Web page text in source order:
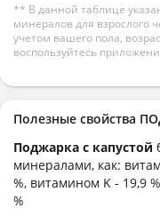
** В данной таблице
минералов для взрослого
учетом вашего пола,
воспользуйтесь
Полезные свойства
Поджарка с капустой
минералами, как:
%, витамином K - 19,9
%